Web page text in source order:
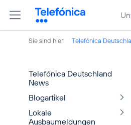
Sie sind hier: Telefónica
Telefónica Deutschland
News
Blogartikel
Lokale
Ausbaumeldungen